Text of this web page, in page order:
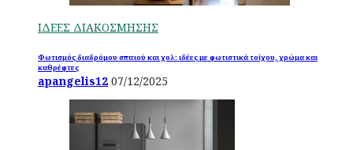
ΙΔΕΕΣ ΔΙΑΚΟΣΜΗΣΗΣ
Φωτισμός διαδρόμου σπιτιού και χολ: ιδέες με φωτιστικά τοίχου, χρώμα και
καθρέφτες
apangelis12 07/12/2025